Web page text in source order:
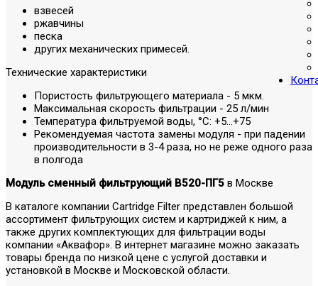
взвесей
ржавчины
песка
других механических примесей.
Технические характеристики
Пористость фильтрующего материала - 5 мкм.
Максимальная скорость фильтрации - 25 л/мин
Температура фильтруемой воды, °C: +5...+75
Рекомендуемая частота замены модуля - при падении
производительности в 3-4 раза, но не реже одного раза
в полгода
Модуль сменный фильтрующий В520-ПГ5 в Москве
В каталоге компании Cartridge Filter представлен большой
ассортимент фильтрующих систем и картриджей к ним, а
также других комплектующих для фильтрации воды
компании «Аквафор». В интернет магазине можно заказать
товары бренда по низкой цене с услугой доставки и
установкой в Москве и Московской области.